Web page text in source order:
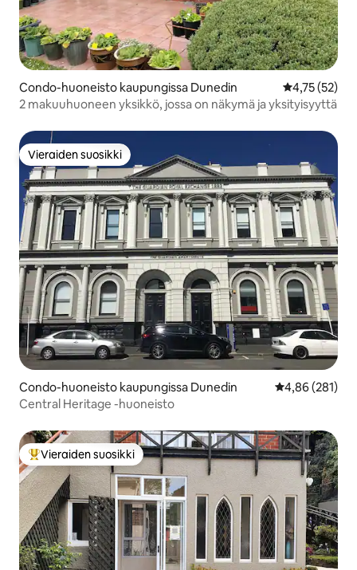
Condo-huoneisto kaupungissa Dunedin
4,75 (52)
2 makuuhuoneen yksikkö, jossa on näkymä ja yksityisyyttä
Vieraiden suosikki
Vieraiden suosikki
Condo-huoneisto kaupungissa Dunedin
4,86 (281)
Central Heritage -huoneisto
Vieraiden suosikkien parhaimmistoa
Vieraiden suosikki